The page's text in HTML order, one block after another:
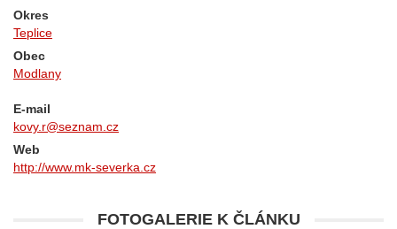
Okres
Teplice
Obec
Modlany
E-mail
kovy.r@seznam.cz
Web
http://www.mk-severka.cz
FOTOGALERIE K ČLÁNKU